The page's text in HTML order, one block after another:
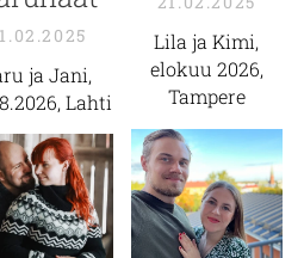
ja Jani,
Lahti
Lila ja Kimi,
elokuu 2026,
Tampere